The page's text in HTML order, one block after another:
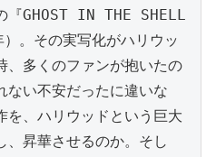
『GHOST IN THE SHELL
。その実写化がハリウッ
、多くのファンが抱いたの
ない不安だったに違いな
を、ハリウッドという巨大
、昇華させるのか。そし